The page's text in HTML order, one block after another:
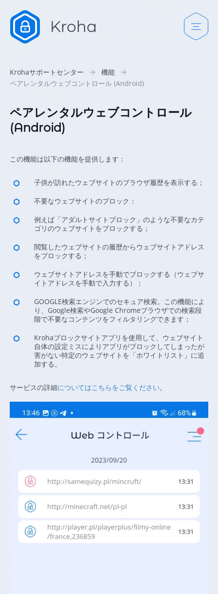
Krohaサポートセンター
機能
ペアレンタルウェブコントロール (Android)
ペアレンタルウェブコントロール
(Android)
この機能は以下の機能を提供します：
子供が訪れたウェブサイトのブラウザ履歴を表示する；
不要なウェブサイトのブロック：
例えば「アダルトサイトブロック」のような不要なカテ
ゴリのウェブサイトをブロックする；
閲覧したウェブサイトの履歴からウェブサイトアドレス
をブロックする；
ウェブサイトアドレスを手動でブロックする（ウェブサ
イトアドレスを手動で入力する）；
GOOGLE検索エンジンでのセキュア検索。この機能によ
り、Google検索やGoogle Chromeブラウザでの検索段
階で不要なコンテンツをフィルタリングできます；
Krohaブロックサイトアプリを使用して、ウェブサイト
自体の設定ミスによりアプリがブロックしてしまったが
害がない特定のウェブサイトを「ホワイトリスト」に追
加する。
サービスの詳細についてはこちらをご覧ください。